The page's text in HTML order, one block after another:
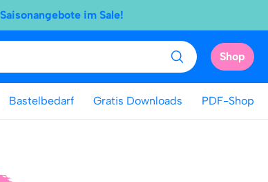
Saisonangebote im Sale!
Shop
Bastelbedarf Gratis Downloads PDF-Shop